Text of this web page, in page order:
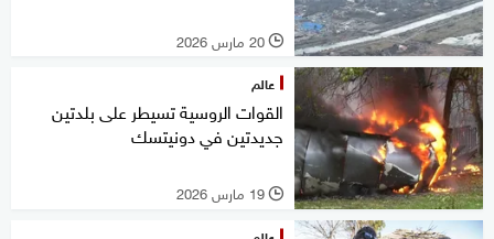
l 20 مارس 2026
عالم
القوات الروسية تسيطر على بلدتين
جديدتين في دونيتسك
l 19 مارس 2026